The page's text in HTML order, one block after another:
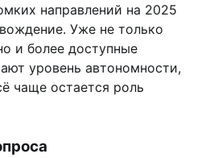
направлений на 2025
Уже не только
и более доступные
уровень автономности,
чаще остается роль